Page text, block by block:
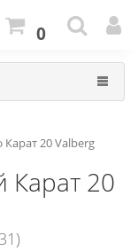
0
Карат 20 Valberg
Карат 20